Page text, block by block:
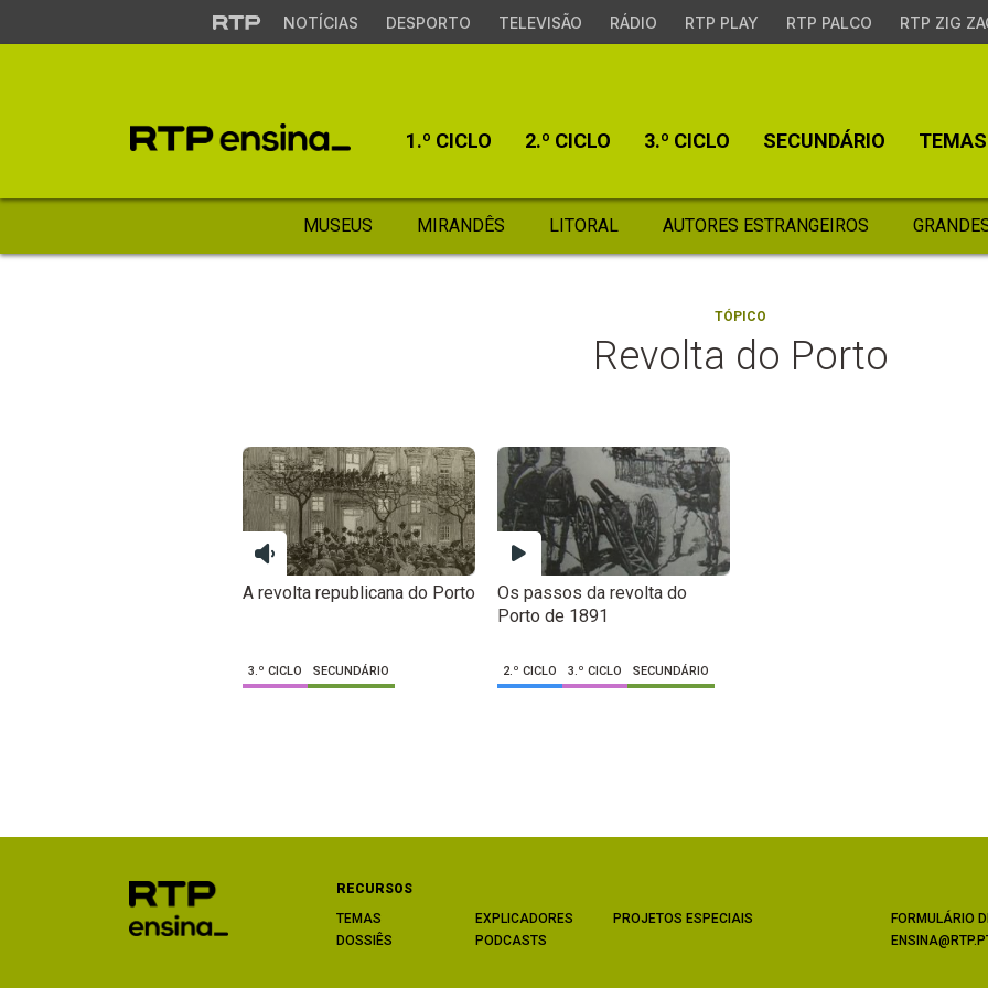
NOTÍCIAS DESPORTO TELEVISÃO RÁDIO RTP PLAY RTP PALCO RTP ZIG
1.º CICLO 2.º CICLO 3.º CICLO SECUNDÁRIO TEMAS
MUSEUS MIRANDÊS LITORAL AUTORES ESTRANGEIROS
TÓPICO
Revolta do Porto
A revolta republicana do Porto
3.º CICLO SECUNDÁRIO
Os passos da revolta do
Porto de 1891
2.º CICLO 3.º CICLO SECUNDÁRIO
RECURSOS
TEMAS
DOSSIÊS
EXPLICADORES
PODCASTS
PROJETOS ESPECIAIS
FORMULÁRIO